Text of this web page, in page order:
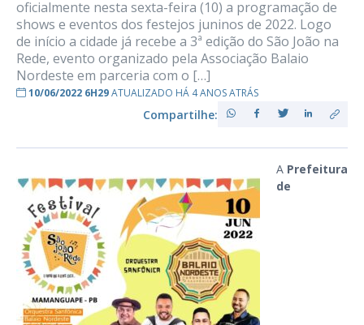
oficialmente nesta sexta-feira (10) a programação de
shows e eventos dos festejos juninos de 2022. Logo
de início a cidade já recebe a 3ª edição do São João na
Rede, evento organizado pela Associação Balaio
Nordeste em parceria com o […]
10/06/2022 6H29ATUALIZADO HÁ 4 ANOS ATRÁS
Compartilhe:
A Prefeitura
de